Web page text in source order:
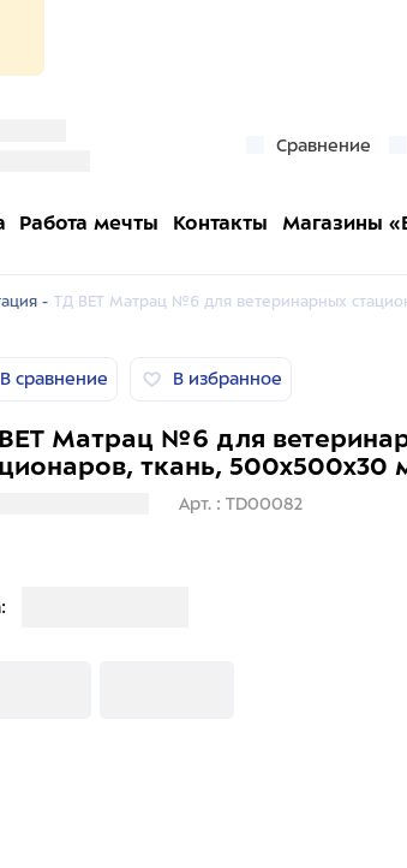
Сравнение
Работа мечты Контакты Магазины
- ТД ВЕТ Матрац №6 для ветеринарных
В сравнение В избранное
Матрац №6 для
ткань, 500x500x30
Арт. : TD00082